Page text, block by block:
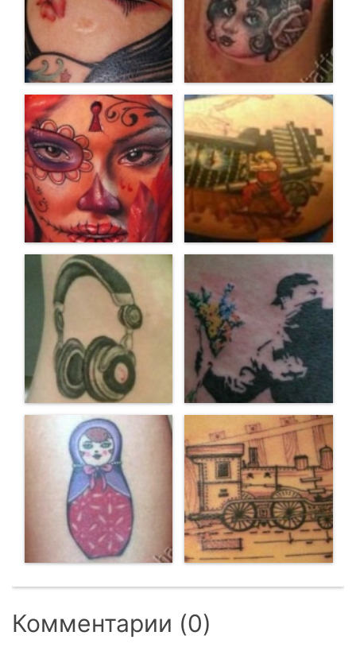
Комментарии (0)